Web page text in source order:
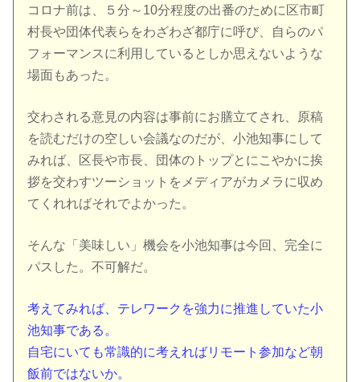
コロナ前は、５分～10分程度の出番のために区市町
村長や団体代表らをわざわざ都庁に呼び、自らのパ
フォーマンスに利用しているとしか思えないような
場面もあった。
交わされる意見の内容は事前にお膳立てされ、原稿
を読むだけの空しい会議なのだが、小池知事にして
みれば、区長や市長、団体のトップとにこやかに挨
拶を交わすツーショットをメディアがカメラに収め
てくれればそれでよかった。
そんな「美味しい」機会を小池知事は今回、完全に
パスした。不可解だ。
考えてみれば、テレワークを強力に推進していた小
池知事である。
自宅にいても常識的に考えればリモート参加など朝
飯前ではないか。